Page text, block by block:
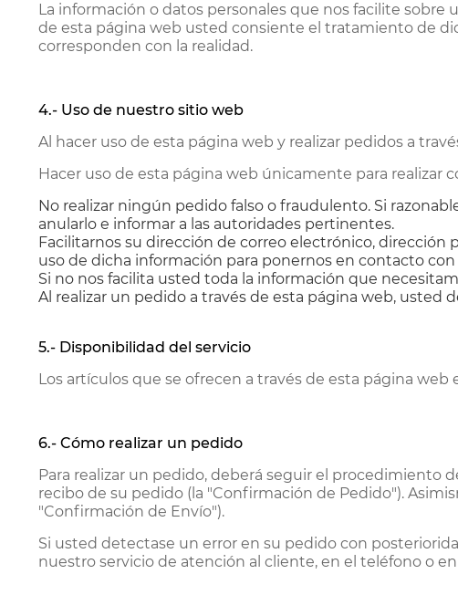
La información o datos personales que nos facilite sobre
de esta página web usted consiente el tratamiento de
corresponden con la realidad.
4.- Uso de nuestro sitio web
Al hacer uso de esta página web y realizar pedidos a
Hacer uso de esta página web únicamente para realizar
No realizar ningún pedido falso o fraudulento. Si
anularlo e informar a las autoridades pertinentes.
Facilitarnos su dirección de correo electrónico,
uso de dicha información para ponernos en contacto
Si no nos facilita usted toda la información que
Al realizar un pedido a través de esta página web, usted
5.- Disponibilidad del servicio
Los artículos que se ofrecen a través de esta página
6.- Cómo realizar un pedido
Para realizar un pedido, deberá seguir el procedimiento
recibo de su pedido (la "Confirmación de Pedido").
"Confirmación de Envío").
Si usted detectase un error en su pedido con
nuestro servicio de atención al cliente, en el teléfono o